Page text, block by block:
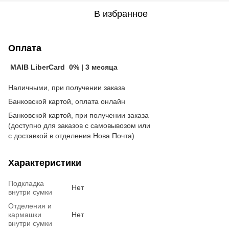
В избранное
Оплата
MAIB LiberCard 0% | 3 месяца
Наличными, при получении заказа
Банковской картой, оплата онлайн
Банковской картой, при получении заказа
(доступно для заказов с самовывозом или
с доставкой в отделения Нова Почта)
Характеристики
Подкладка
внутри сумки
Нет
Отделения и
кармашки
внутри сумки
Нет